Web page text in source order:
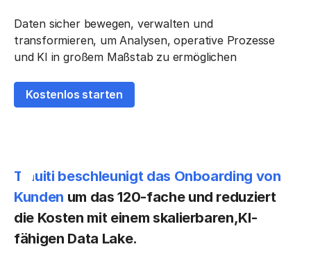
Daten sicher bewegen, verwalten und
transformieren, um Analysen, operative Prozesse
und KI in großem Maßstab zu ermöglichen
Kostenlos starten
Pfizer treibt klinische Studien mit
Echtzeitdaten voran und verkürzt die
Bearbeitungszeit von Stundenauf
Minuten, während gleichzeitig die
Tinuiti beschleunigt das Onboarding von
Kunden um das 120-fache und reduziert
die Kosten mit einem skalierbaren,KI-
fähigen Data Lake.